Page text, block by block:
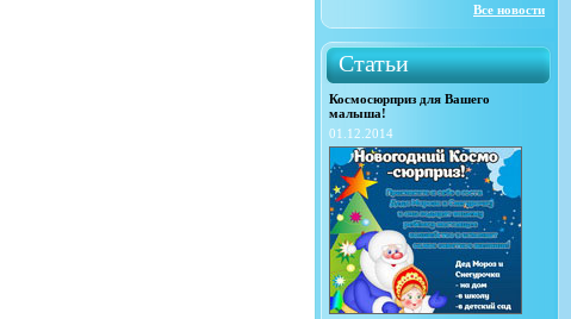
Все новости
Статьи
Космосюрприз для Вашего
малыша!
01.12.2014